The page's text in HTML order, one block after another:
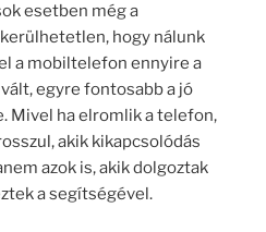
esetben még a
hogy nálunk
a mobiltelefon ennyire a
egyre fontosabb a jó
Mivel ha elromlik a telefon,
akik kikapcsolódás
azok is, akik dolgoztak
a segítségével.